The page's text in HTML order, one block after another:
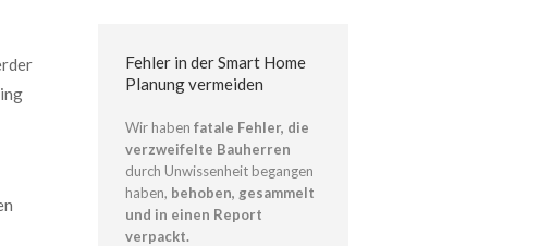
Fehler in der Smart Home
Planung vermeiden
Wir haben fatale Fehler, die
verzweifelte Bauherren
durch Unwissenheit begangen
haben, behoben, gesammelt
und in einen Report
verpackt.